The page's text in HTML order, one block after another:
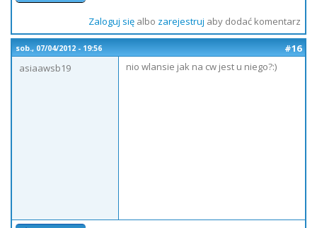
Zaloguj sięalbo zarejestruj aby dodać komentarz
sob., 07/04/2012 - 19:56
#16
asiaawsb19
nio wlansie jak na cw jest u niego?:)